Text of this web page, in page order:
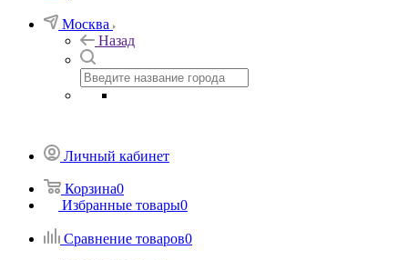
Москва
Назад
Личный кабинет
Корзина0
Избранные товары0
Сравнение товаров0